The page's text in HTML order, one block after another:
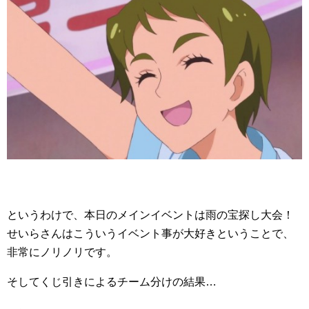
というわけで、本日のメインイベントは雨の宝探し大会！
せいらさんはこういうイベント事が大好きということで、
非常にノリノリです。
そしてくじ引きによるチーム分けの結果…